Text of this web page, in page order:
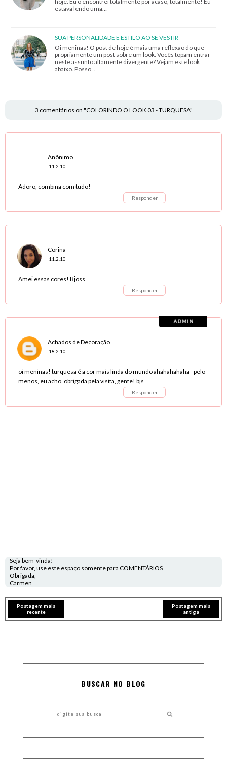
estava lendo uma…
SUA PERSONALIDADE E ESTILO AO SE VESTIR
Oi meninas! O post de hoje é mais uma reflexão do que
propriamente um post sobre um look. Vocês topam entrar
neste assunto altamente divergente? Vejam este look
abaixo. Posso …
3 comentários on "COLORINDO O LOOK 03 - TURQUESA"
Anônimo
11.2.10
Adoro, combina com tudo!
Responder
Corina
11.2.10
Amei essas cores! Bjoss
Responder
Achados de Decoração
18.2.10
oi meninas! turquesa é a cor mais linda do mundo ahahahahaha - pelo
menos, eu acho. obrigada pela visita, gente! bjs
Responder
Seja bem-vinda!
Por favor, use este espaço somente para COMENTÁRIOS
Obrigada,
Carmen
Postagem mais
recente
Postagem mais
antiga
BUSCAR NO BLOG